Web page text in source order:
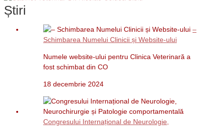
Știri
–
Schimbarea Numelui Clinicii și Website-ului
Numele website-ului pentru Clinica Veterinară a
fost schimbat din CO
18 decembrie 2024
Congresului Internațional de Neurologie,